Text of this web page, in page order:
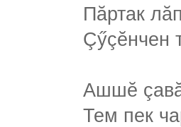
Пăртак
Çӳçĕнчен
Ашшĕ
Тем пек